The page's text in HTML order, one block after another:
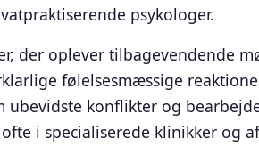
psykologer.
der oplever tilbagevendende
følelsesmæssige
konflikter og
i specialiserede klinikker og